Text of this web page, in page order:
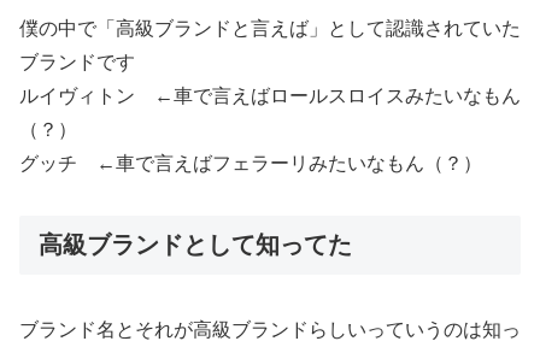
僕の中で「高級ブランドと言えば」として認識されていた
ブランドです
ルイヴィトン ←車で言えばロールスロイスみたいなもん
（？）
グッチ ←車で言えばフェラーリみたいなもん（？）
高級ブランドとして知ってた
ブランド名とそれが高級ブランドらしいっていうのは知っ